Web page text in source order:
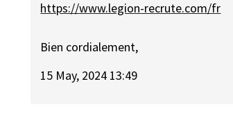
https://www.legion-recrute.com/fr
Bien cordialement,
15 May, 2024 13:49